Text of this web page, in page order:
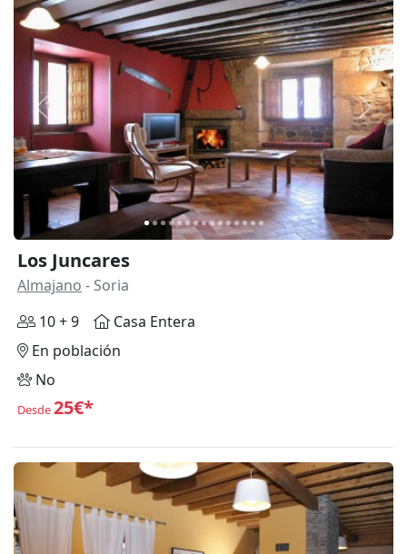
Anterior
Los Juncares
Almajano - Soria
10 + 9
Casa Entera
En población
No
Desde25€*